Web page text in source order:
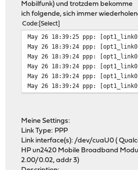
Mobilfunk) und trotzdem bekomme
ich folgende, sich immer
Code Select
May 26 18:39:25 ppp:
May 26 18:39:24 ppp:
May 26 18:39:24 ppp:
May 26 18:39:24 ppp:
May 26 18:39:24 ppp:
May 26 18:39:24 ppp:
Meine Settings:
Link Type: PPP
Link interface(s): /dev/cuaU0 (
HP un2420 Mobile Broadband
2.00/0.02, addr 3)